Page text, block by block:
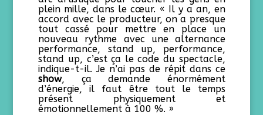
plein mille, dans le cœur. « Il y a an, en
accord avec le producteur, on a presque
tout cassé pour mettre en place un
nouveau rythme avec une alternance
performance, stand up, performance,
stand up, c’est ça le code du spectacle,
indique-t-il. Je n’ai pas de répit dans ce
show, ça demande énormément
d’énergie, il faut être tout le temps
présent physiquement et
émotionnellement à 100 %. »